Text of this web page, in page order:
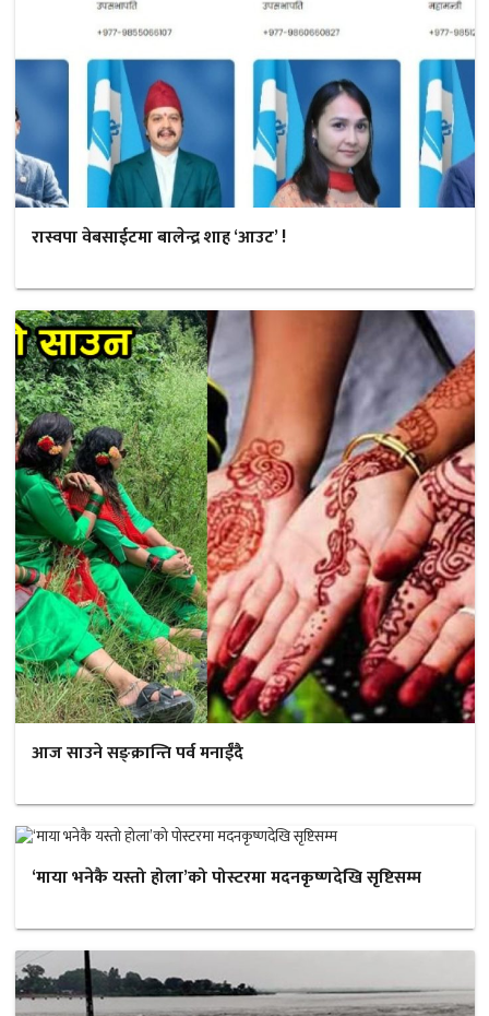
रास्वपा वेबसाईटमा बालेन्द्र शाह ‘आउट’ !
आज साउने सङ्क्रान्ति पर्व मनाईँदै
‘माया भनेकै यस्तो होला’को पोस्टरमा मदनकृष्णदेखि सृष्टिसम्म